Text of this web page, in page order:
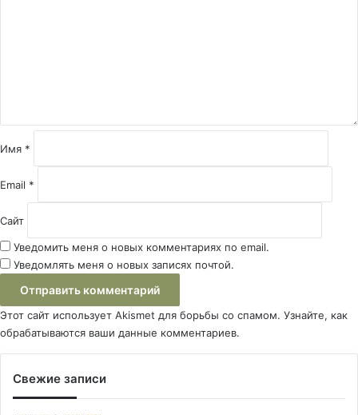
и
й
Имя *
Email *
Сайт
Уведомить меня о новых комментариях по email.
Уведомлять меня о новых записях почтой.
Этот сайт использует Akismet для борьбы со спамом. Узнайте, как
обрабатываются ваши данные комментариев.
Свежие записи